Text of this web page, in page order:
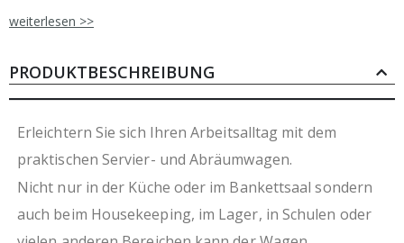
Gestell aus Rundrohr
hochwertiger Edelstahl
weiterlesen >>
PRODUKTBESCHREIBUNG
Erleichtern Sie sich Ihren Arbeitsalltag mit dem
praktischen Servier- und Abräumwagen.
Nicht nur in der Küche oder im Bankettsaal sondern
auch beim Housekeeping, im Lager, in Schulen oder